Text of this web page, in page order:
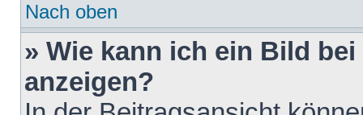
Nach oben
» Wie kann ich ein Bild
anzeigen?